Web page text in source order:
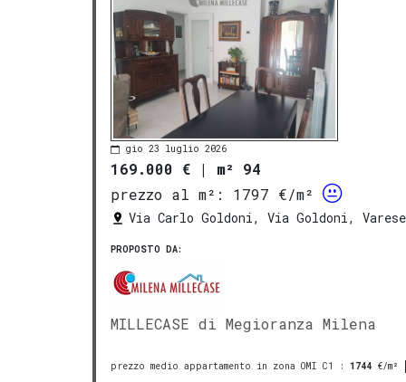
gio 23 luglio 2026
169.000 € | m² 94
prezzo al m²:
1797 €/m²
Via Carlo Goldoni, Via Goldoni, Varese
PROPOSTO DA:
MILLECASE di Megioranza Milena
prezzo medio appartamento in zona OMI C1 : 1744 €/m²